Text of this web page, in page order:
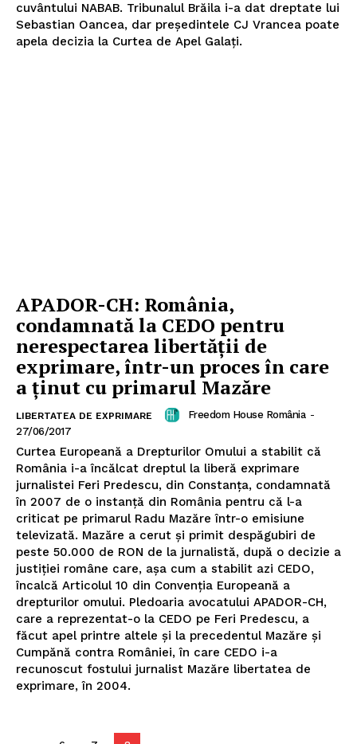
cuvântului NABAB. Tribunalul Brăila i-a dat dreptate lui
Sebastian Oancea, dar președintele CJ Vrancea poate
apela decizia la Curtea de Apel Galați.
APADOR-CH: România,
condamnată la CEDO pentru
nerespectarea libertății de
exprimare, într-un proces în care
a ținut cu primarul Mazăre
LIBERTATEA DE EXPRIMARE Freedom House România -
27/06/2017
Curtea Europeană a Drepturilor Omului a stabilit că
România i-a încălcat dreptul la liberă exprimare
jurnalistei Feri Predescu, din Constanța, condamnată
în 2007 de o instanță din România pentru că l-a
criticat pe primarul Radu Mazăre într-o emisiune
televizată. Mazăre a cerut și primit despăgubiri de
peste 50.000 de RON de la jurnalistă, după o decizie a
justiției române care, așa cum a stabilit azi CEDO,
încalcă Articolul 10 din Convenția Europeană a
drepturilor omului. Pledoaria avocatului APADOR-CH,
care a reprezentat-o la CEDO pe Feri Predescu, a
făcut apel printre altele și la precedentul Mazăre și
Cumpănă contra României, în care CEDO i-a
recunoscut fostului jurnalist Mazăre libertatea de
exprimare, în 2004.